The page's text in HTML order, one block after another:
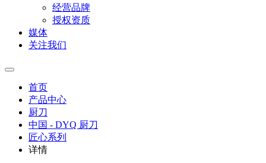
经营品牌
授权资质
媒体
关注我们
首页
产品中心
厨刀
中国 - DYQ 厨刀
匠心系列
详情